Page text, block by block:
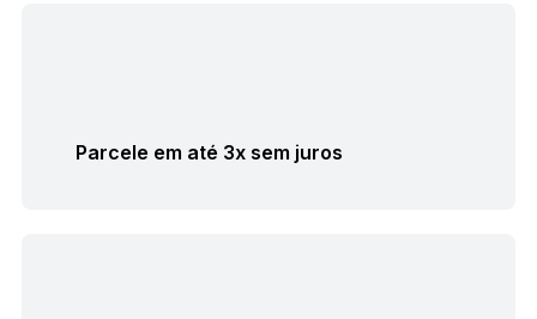
Parcele em até 3x sem juros